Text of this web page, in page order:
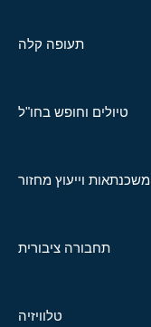
תעופה קלה
טיולים וחופש בחו"ל
משכנתאות וייעוץ מחזור
תחבורה ציבורית
טלוויזיה